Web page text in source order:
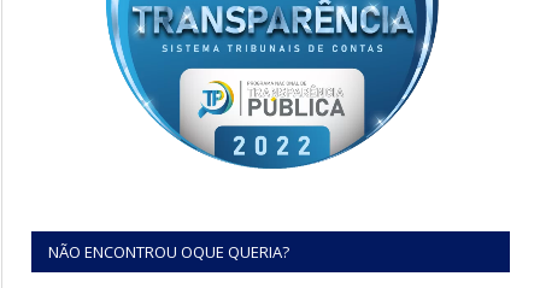
NÃO ENCONTROU OQUE QUERIA?